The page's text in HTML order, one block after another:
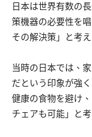
日本は世界有数の
策機器の必要性を
その解決策」と考
当時の日本では、
だという印象が強
健康の食物を避け
チェアも可能」と